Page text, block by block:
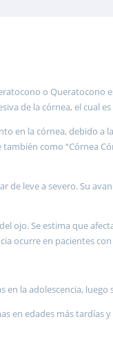
o Queratocono
de la córnea, el cual
en la córnea, debido
como “Córnea
de leve a severo. Su
ojo. Se estima que
ocurre en pacientes
la adolescencia,
en edades más tardías